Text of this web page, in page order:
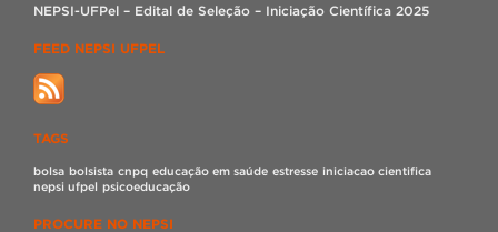
NEPSI-UFPel – Edital de Seleção – Iniciação Científica 2025
FEED NEPSI UFPEL
TAGS
bolsa bolsista cnpq educação em saúde estresse iniciacao cientifica
nepsi ufpel psicoeducação
PROCURE NO NEPSI